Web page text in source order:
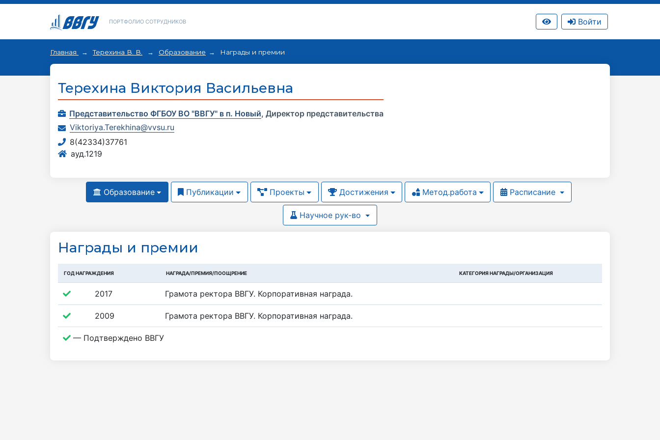
ПОРТФОЛИО СОТРУДНИКОВ Войти
Главная Терехина В. В. Образование Награды и премии
Терехина Виктория Васильевна
Представительство ФГБОУ ВО "ВВГУ" в п. Новый, Директор представительства
Viktoriya.Terekhina@vvsu.ru
8(42334)37761
ауд.1219
Образование Публикации Проекты Достижения Метод.работа Расписание
Научное рук-во
Награды и премии
ГОД НАГРАЖДЕНИЯ НАГРАДА/ПРЕМИЯ/ПООЩРЕНИЕ КАТЕГОРИЯ НАГРАДЫ/ОРГАНИЗАЦИЯ
2017 Грамота ректора ВВГУ. Корпоративная награда.
2009 Грамота ректора ВВГУ. Корпоративная награда.
— Подтверждено ВВГУ